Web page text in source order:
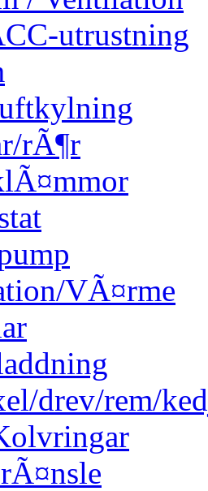
utrustning
rÃ¶r
VÃ¤rme
drev/rem/